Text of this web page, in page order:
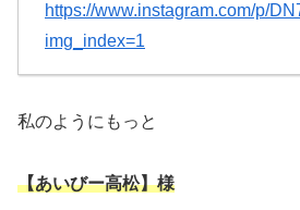
https://www.instagram.com/p/
img_index=1
私のようにもっと
【あいびー高松】様